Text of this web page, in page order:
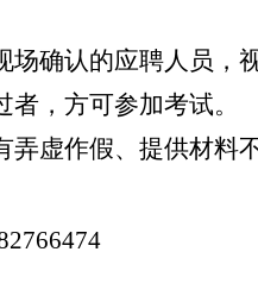
场确认的应聘人员，
者，方可参加考试。
弄虚作假、提供材料